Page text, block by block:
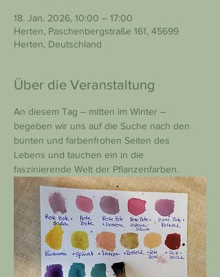
18. Jan. 2026, 10:00 – 17:00
Herten, Paschenbergstraße 161, 45699
Herten, Deutschland
Über die Veranstaltung
An diesem Tag – mitten im Winter –
begeben wir uns auf die Suche nach den
bunten und farbenfrohen Seiten des
Lebens und tauchen ein in die
faszinierende Welt der Pflanzenfarben.